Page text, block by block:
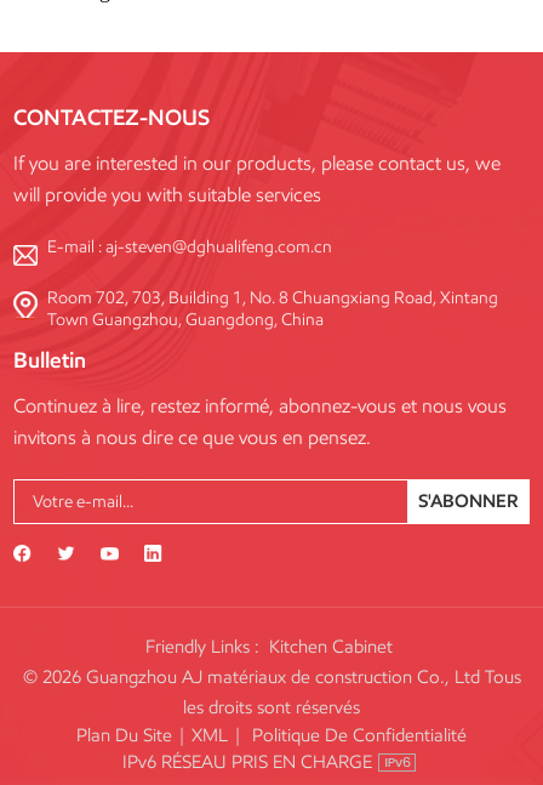
CONTACTEZ-NOUS
If you are interested in our products, please contact us, we
will provide you with suitable services
E-mail :aj-steven@dghualifeng.com.cn
Room 702, 703, Building 1, No. 8 Chuangxiang Road, Xintang
Town Guangzhou, Guangdong, China
Bulletin
Continuez à lire, restez informé, abonnez-vous et nous vous
invitons à nous dire ce que vous en pensez.
S'ABONNER
Friendly Links : Kitchen Cabinet
© 2026 Guangzhou AJ matériaux de construction Co., Ltd Tous
les droits sont réservés
Plan Du Site | XML |
Politique De Confidentialité
IPv6 RÉSEAU PRIS EN CHARGE